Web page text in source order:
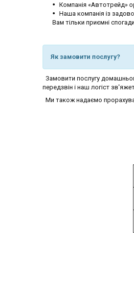
Компанія «Автотрейд»
Наша компанія із
Вам тільки приємні
Як замовити послугу?
Замовити послугу
передзвін і наш логіст
Ми також надаємо